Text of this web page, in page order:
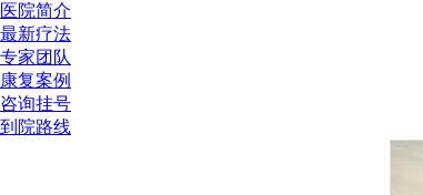
医院简介
最新疗法
专家团队
康复案例
咨询挂号
到院路线